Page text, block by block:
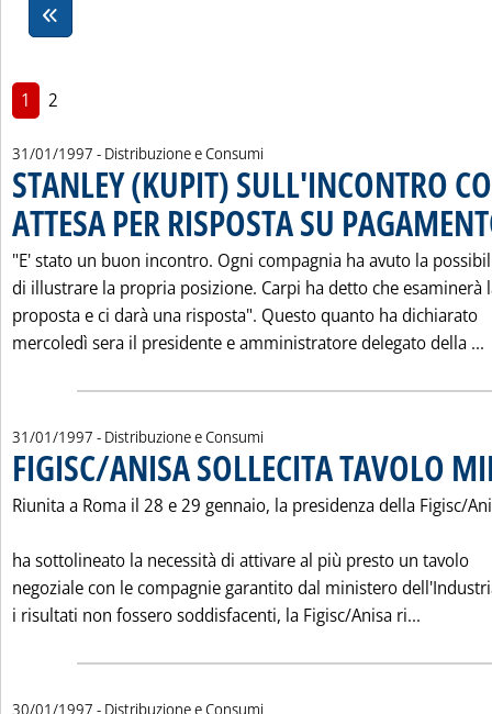
1 2
31/01/1997 - Distribuzione e Consumi
STANLEY (KUPIT) SULL'INCONTRO
ATTESA PER RISPOSTA SU
"E' stato un buon incontro. Ogni compagnia ha avuto la
di illustrare la propria posizione. Carpi ha detto che esaminerà
proposta e ci darà una risposta". Questo quanto ha dichiarato
mercoledì sera il presidente e amministratore delegato della ...
31/01/1997 - Distribuzione e Consumi
FIGISC/ANISA SOLLECITA TAVOLO
Riunita a Roma il 28 e 29 gennaio, la presidenza della Figisc/
ha sottolineato la necessità di attivare al più presto un tavolo
negoziale con le compagnie garantito dal ministero
i risultati non fossero soddisfacenti, la Figisc/Anisa ri...
30/01/1997 - Distribuzione e Consumi